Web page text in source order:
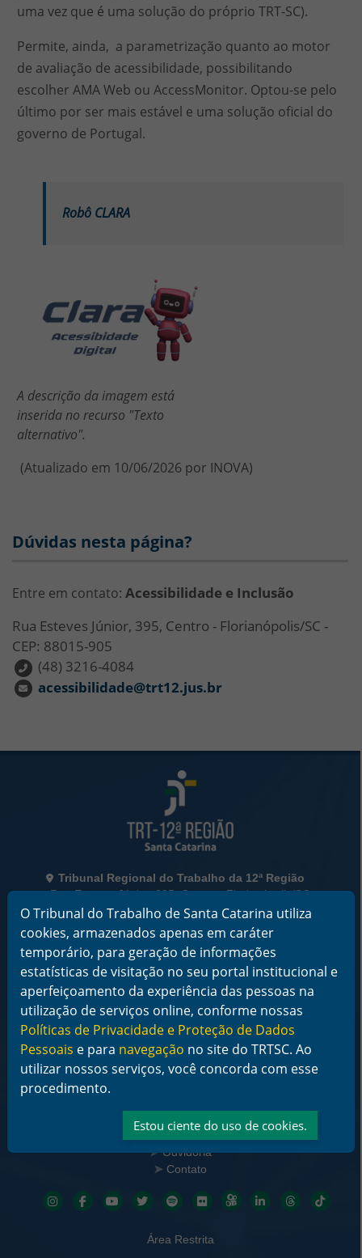
uma vez que é uma solução do próprio TRT-SC).
Permite, ainda, a parametrização quanto ao motor
de avaliação de acessibilidade, possibilitando
escolher AMA Web ou AccessMonitor. Optou-se pelo
último por ser mais estável e uma solução oficial do
governo de Portugal.
Robô CLARA
A descrição da imagem está
inserida no recurso "Texto
alternativo".
(Atualizado em 10/06/2026 por INOVA)
Dúvidas nesta página?
Entre em contato: Acessibilidade e Inclusão
Rua Esteves Júnior, 395, Centro - Florianópolis/SC -
CEP: 88015-905
(48) 3216-4084
acessibilidade@trt12.jus.br
Informações de Contato
Tribunal Regional do Trabalho da 12ª Região
Rua Esteves Júnior, 395, Centro - Florianópolis/SC
CEP 88015-905
CNPJ 02.482.005/0001-23
Horário de Funcionamento:
De segunda a sexta-feira das 12 às 18 horas
Telefone: (48) 3216-4000
Links Rápidos
Institucional
Serviços
Transparência
Ouvidoria
Contato
Redes sociais
Área Restrita
O Tribunal do Trabalho de Santa Catarina utiliza
cookies, armazenados apenas em caráter
temporário, para geração de informações
estatísticas de visitação no seu portal institucional e
aperfeiçoamento da experiência das pessoas na
utilização de serviços online, conforme nossas
Políticas de Privacidade e Proteção de Dados
Pessoais e para navegação no site do TRTSC. Ao
utilizar nossos serviços, você concorda com esse
procedimento.
Estou ciente do uso de cookies.